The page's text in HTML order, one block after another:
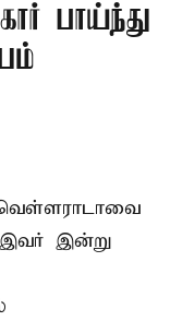
பாய்ந்து
வெள்ளராடாவை
இன்று